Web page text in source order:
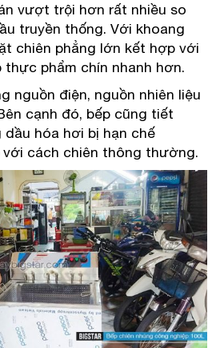
vượt trội hơn rất nhiều so
truyền thống. Với khoang
chiên phẳng lớn kết hợp với
phẩm chín nhanh hơn.
nguồn điện, nguồn nhiên liệu
cạnh đó, bếp cũng tiết
hóa hơi bị hạn chế
cách chiên thông thường.